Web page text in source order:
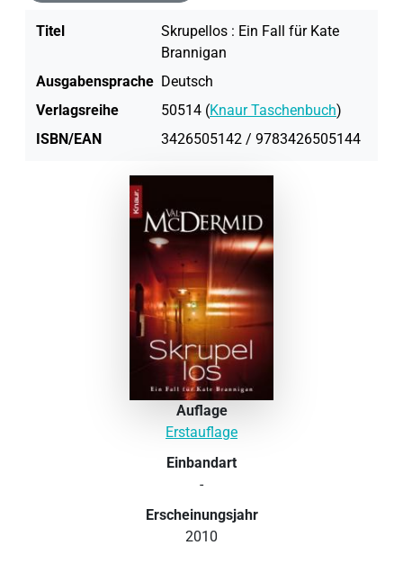
Titel
Skrupellos : Ein Fall für Kate
Brannigan
Ausgabensprache Deutsch
Verlagsreihe
50514 (Knaur Taschenbuch)
ISBN/EAN
3426505142 / 9783426505144
Auflage
Erstauflage
Einbandart
-
Erscheinungsjahr
2010